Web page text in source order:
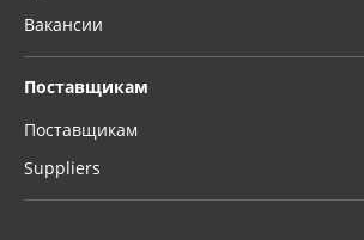
Вакансии
Поставщикам
Поставщикам
Suppliers